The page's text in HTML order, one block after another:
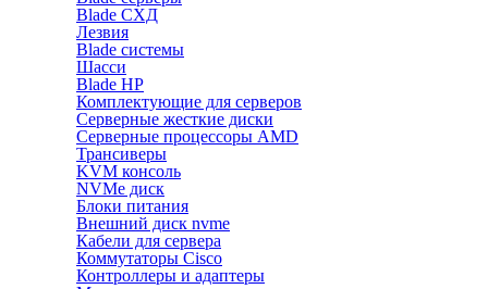
Blade СХД
Лезвия
Blade системы
Шасси
Blade HP
Комплектующие для серверов
Серверные жесткие диски
Серверные процессоры AMD
Трансиверы
KVM консоль
NVMe диск
Блоки питания
Внешний диск nvme
Кабели для сервера
Коммутаторы Cisco
Контроллеры и адаптеры